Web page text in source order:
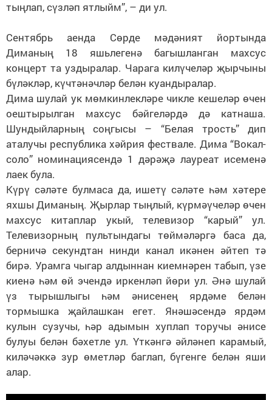
тыңлап, сүзләп ятлыйм”, – ди ул.
Сентябрь аенда Сөрде мәдәният йортында
Диманың 18 яшьлегенә багышланган махсус
концерт та уздыралар. Чарага килүчеләр җырчыны
бүләкләр, күчтәнәчләр белән куандыралар.
Дима шулай ук мөмкинлекләре чикле кешеләр өчен
оештырылган махсус бәйгеләрдә дә катнаша.
Шундыйларның соңгысы – “Белая трость” дип
аталучы республика хәйрия фествале. Дима “Вокал-
соло” номинациясендә 1 дәрәҗә лауреат исеменә
лаек була.
Күрү сәләте булмаса да, ишетү сәләте һәм хәтере
яхшы Диманың. Җырлар тыңлый, күрмәүчеләр өчен
махсус китаплар укый, телевизор “карый” ул.
Телевизорның пультындагы төймәләргә баса да,
берничә секундтан нинди канал икәнен әйтеп тә
бирә. Урамга чыгар алдыннан киемнәрен табып, үзе
киенә һәм өй эчендә иркенләп йөри ул. Әнә шулай
үз тырышлыгы һәм әнисенең ярдәме белән
тормышка җайлашкан егет. Янәшәсендә ярдәм
кулын сузучы, һәр адымын хуплап торучы әнисе
булуы белән бәхетле ул. Үткәнгә әйләнеп карамый,
киләчәккә зур өметләр баглап, бүгенге белән яши
алар.